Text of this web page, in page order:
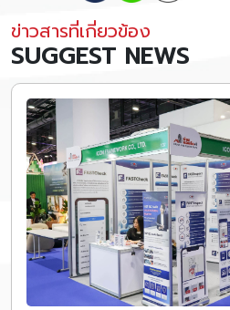
ข่าวสารที่เกี่ยวข้อง
SUGGEST NEWS